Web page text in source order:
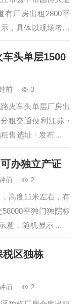
整洁 24小时物业管
有厂房出租2800平
，具体以现场考察
详细说明 项目亮点
园博大道，厂房出
分开出租，价格面
方便!!!。…
头单层1500
前 3
火车头单层厂房出
租交通便利江苏 ·
售选址 · 发布日期
市镇金茂路沿线一
主力户型为1500平
，均为火车头单层
架设行车，砖混结
干道旁，距长江北
畅通。消防等级丙
办独立产证
前 2
高度11米左右，有
平独门独院标
意，随机显示，具
欢迎预约考察 房源
房 项目亮点 独门
税区独栋
前 2